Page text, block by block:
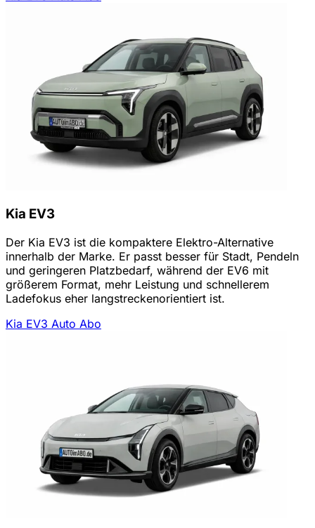
Kia EV3
Der Kia EV3 ist die kompaktere Elektro-Alternative
innerhalb der Marke. Er passt besser für Stadt, Pendeln
und geringeren Platzbedarf, während der EV6 mit
größerem Format, mehr Leistung und schnellerem
Ladefokus eher langstreckenorientiert ist.
Kia EV3 Auto Abo